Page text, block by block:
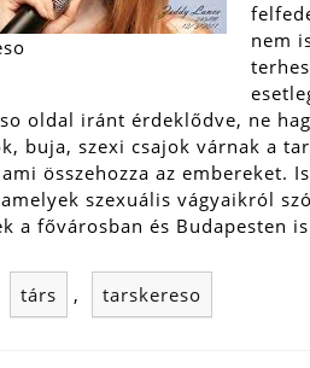
nem
oldal iránt érdeklődve, ne
buja, szexi csajok várnak a
összehozza az embereket.
szexuális vágyaikról
a fővárosban és Budapesten
társ , tarskereso